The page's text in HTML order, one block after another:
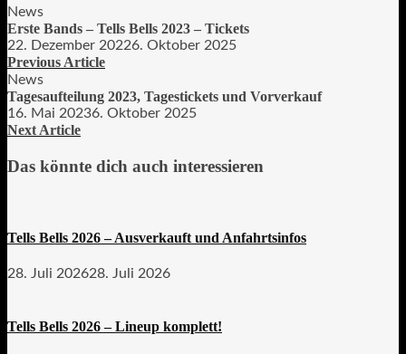
News
Erste Bands – Tells Bells 2023 – Tickets
22. Dezember 20226. Oktober 2025
Previous Article
News
Tagesaufteilung 2023, Tagestickets und Vorverkauf
16. Mai 20236. Oktober 2025
Next Article
Das könnte dich auch interessieren
Tells Bells 2026 – Ausverkauft und Anfahrtsinfos
28. Juli 202628. Juli 2026
Tells Bells 2026 – Lineup komplett!